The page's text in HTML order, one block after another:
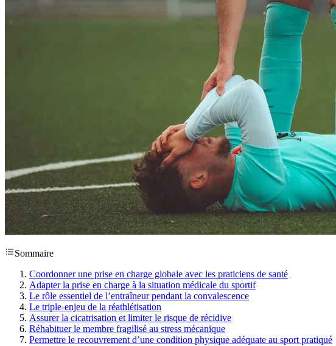
Sommaire
Coordonner une prise en charge globale avec les praticiens de santé
Adapter la prise en charge à la situation médicale du sportif
Le rôle essentiel de l’entraîneur pendant la convalescence
Le triple-enjeu de la réathlétisation
Assurer la cicatrisation et limiter le risque de récidive
Réhabituer le membre fragilisé au stress mécanique
Permettre le recouvrement d’une condition physique adéquate au sport pratiqué